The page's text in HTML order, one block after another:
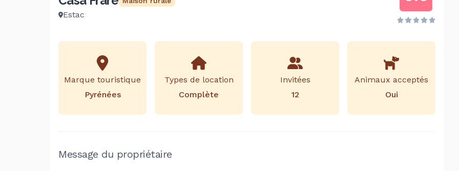
Estac
Marque touristique
Pyrénées
Types de location
Complète
Invitées
12
Animaux acceptés
Oui
Message du propriétaire